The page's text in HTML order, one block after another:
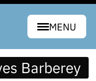
MENU
Barberey